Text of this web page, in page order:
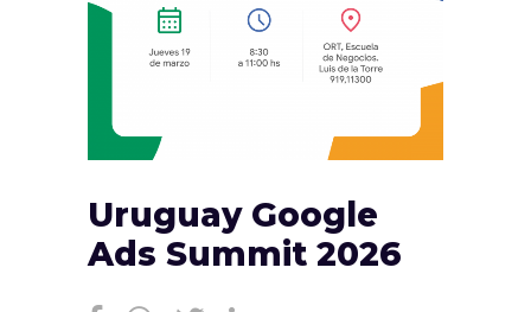
Uruguay Google
Ads Summit 2026